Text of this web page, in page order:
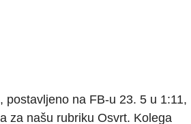
na FB-u 23. 5 u 1:11,
za našu rubriku Osvrt. Kolega